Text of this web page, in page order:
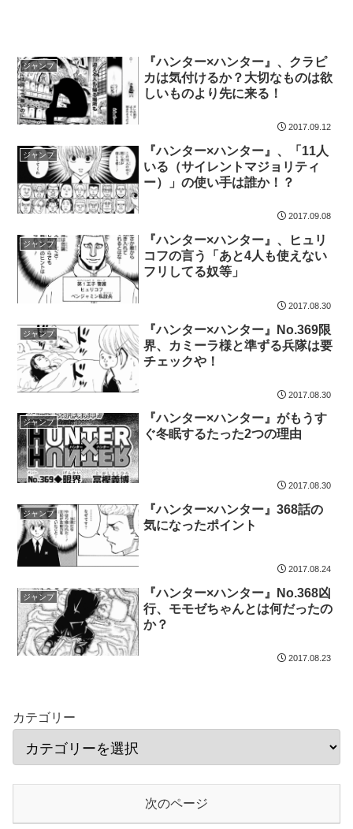
ジャンプ
『ハンター×ハンター』、クラピ
カは気付けるか？大切なものは欲
しいものより先に来る！
2017.09.12
ジャンプ
『ハンター×ハンター』、「11人
いる（サイレントマジョリティ
ー）」の使い手は誰か！？
2017.09.08
ジャンプ
『ハンター×ハンター』、ヒュリ
コフの言う「あと4人も使えない
フリしてる奴等」
2017.08.30
ジャンプ
『ハンター×ハンター』No.369限
界、カミーラ様と準ずる兵隊は要
チェックや！
2017.08.30
ジャンプ
『ハンター×ハンター』がもうす
ぐ冬眠するたった2つの理由
2017.08.30
ジャンプ
『ハンター×ハンター』368話の
気になったポイント
2017.08.24
ジャンプ
『ハンター×ハンター』No.368凶
行、モモゼちゃんとは何だったの
か？
2017.08.23
カテゴリー
次のページ